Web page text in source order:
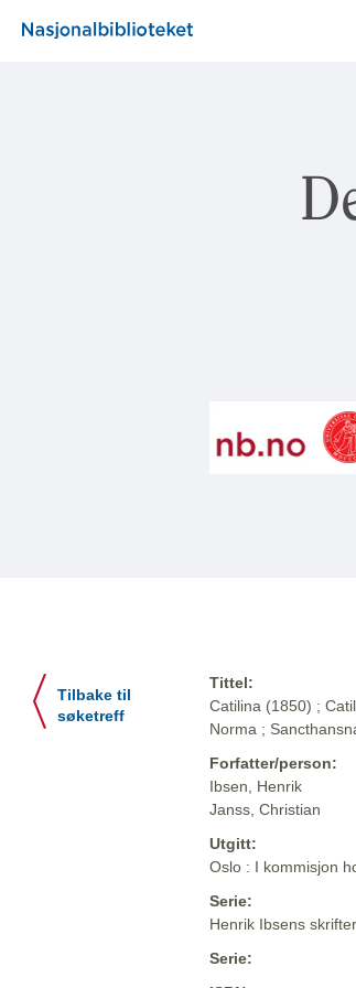
Tilbake til
søketreff
Tittel:
Catilina (1850) ;
Norma ;
Forfatter/person:
Ibsen, Henrik
Janss, Christian
Utgitt:
Oslo : I kommisjon
Serie:
Henrik Ibsens
Serie: